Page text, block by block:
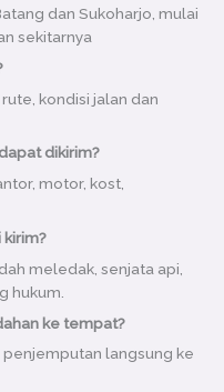
dan Sukoharjo, mulai
sekitarnya
kondisi jalan dan
dikirim?
motor, kost,
kirim?
meledak, senjata api,
hukum.
ke tempat?
penjemputan langsung ke